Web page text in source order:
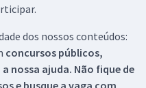
dos nossos conteúdos:
concursos públicos,
nossa ajuda. Não fique de
e busque a vaga com